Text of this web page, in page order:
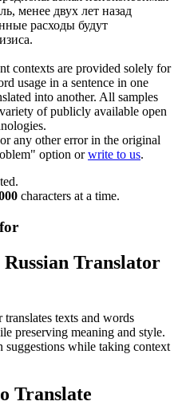
менее двух лет назад
расходы будут
contexts are provided solely for
usage in a sentence in one
into another. All samples
of publicly available open
any other error in the original
option orwrite to us.
characters at a time.
Translator
texts and words
preserving meaning and style.
suggestions while taking context
Translate